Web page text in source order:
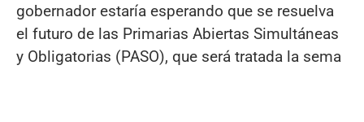
gobernador estaría esperando que se resuelva
el futuro de las Primarias Abiertas Simultáneas
y Obligatorias (PASO), que será tratada la sema